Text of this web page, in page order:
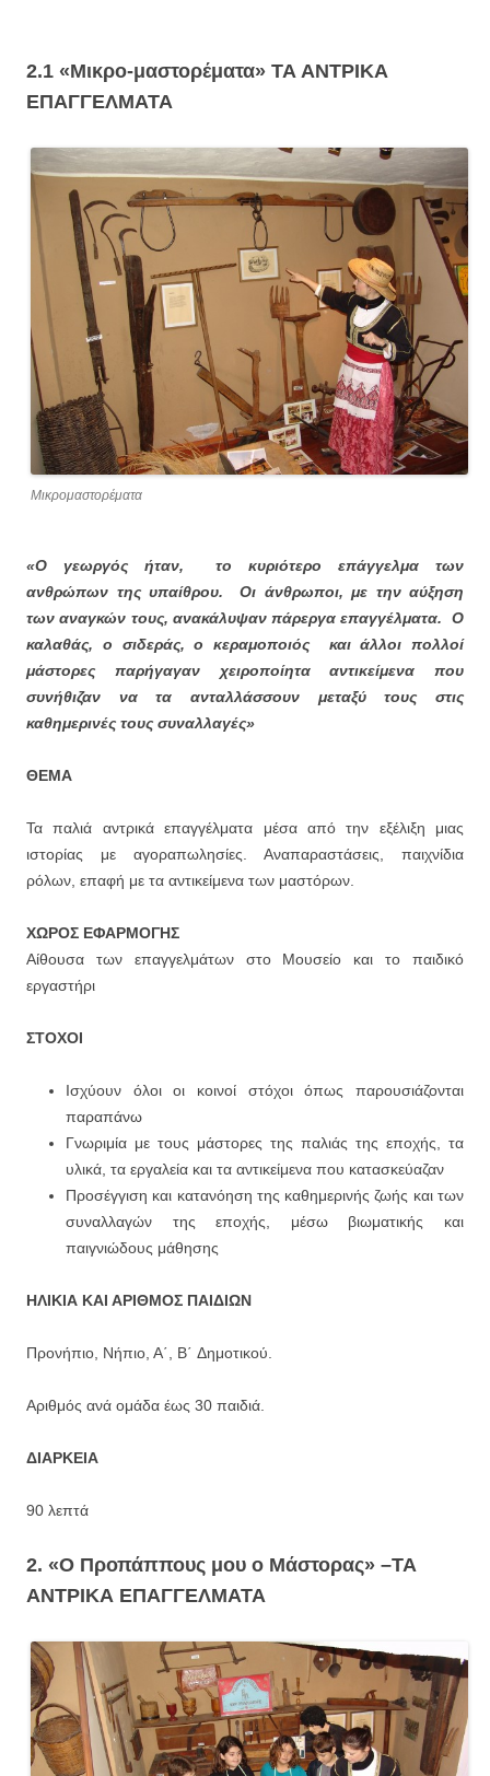
2.1 «Μικρο-μαστορέματα» ΤΑ ΑΝΤΡΙΚΑ
ΕΠΑΓΓΕΛΜΑΤΑ
Μικρομαστορέματα
«Ο γεωργός ήταν,
το κυριότερο επάγγελμα των
ανθρώπων της υπαίθρου.
Οι άνθρωποι, με την αύξηση
των αναγκών τους, ανακάλυψαν πάρεργα επαγγέλματα.
Ο
καλαθάς, ο σιδεράς, ο κεραμοποιός και άλλοι πολλοί
μάστορες παρήγαγαν χειροποίητα αντικείμενα που
συνήθιζαν να τα ανταλλάσσουν μεταξύ τους στις
καθημερινές τους συναλλαγές»
ΘΕΜΑ
Τα παλιά αντρικά επαγγέλματα μέσα από την εξέλιξη μιας
ιστορίας με αγοραπωλησίες. Αναπαραστάσεις, παιχνίδια
ρόλων, επαφή με τα αντικείμενα των μαστόρων.
ΧΩΡΟΣ ΕΦΑΡΜΟΓΗΣ
Αίθουσα των επαγγελμάτων στο Μουσείο και το παιδικό
εργαστήρι
ΣΤΟΧΟΙ
Ισχύουν όλοι οι κοινοί στόχοι όπως παρουσιάζονται
παραπάνω
Γνωριμία με τους μάστορες της παλιάς της εποχής, τα
υλικά, τα εργαλεία και τα αντικείμενα που κατασκεύαζαν
Προσέγγιση και κατανόηση της καθημερινής ζωής και των
συναλλαγών της εποχής, μέσω βιωματικής και
παιγνιώδους μάθησης
ΗΛΙΚΙΑ ΚΑΙ ΑΡΙΘΜΟΣ ΠΑΙΔΙΩΝ
Προνήπιο, Νήπιο, Α΄, Β΄ Δημοτικού.
Αριθμός ανά ομάδα έως 30 παιδιά.
ΔΙΑΡΚΕΙΑ
90 λεπτά
2. «Ο Προπάππους μου ο Μάστορας» –ΤΑ
ΑΝΤΡΙΚΑ ΕΠΑΓΓΕΛΜΑΤΑ